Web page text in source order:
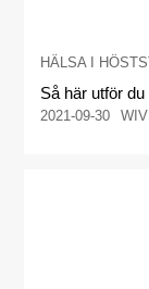
HÄLSA I
Så här utför
2021-09-30